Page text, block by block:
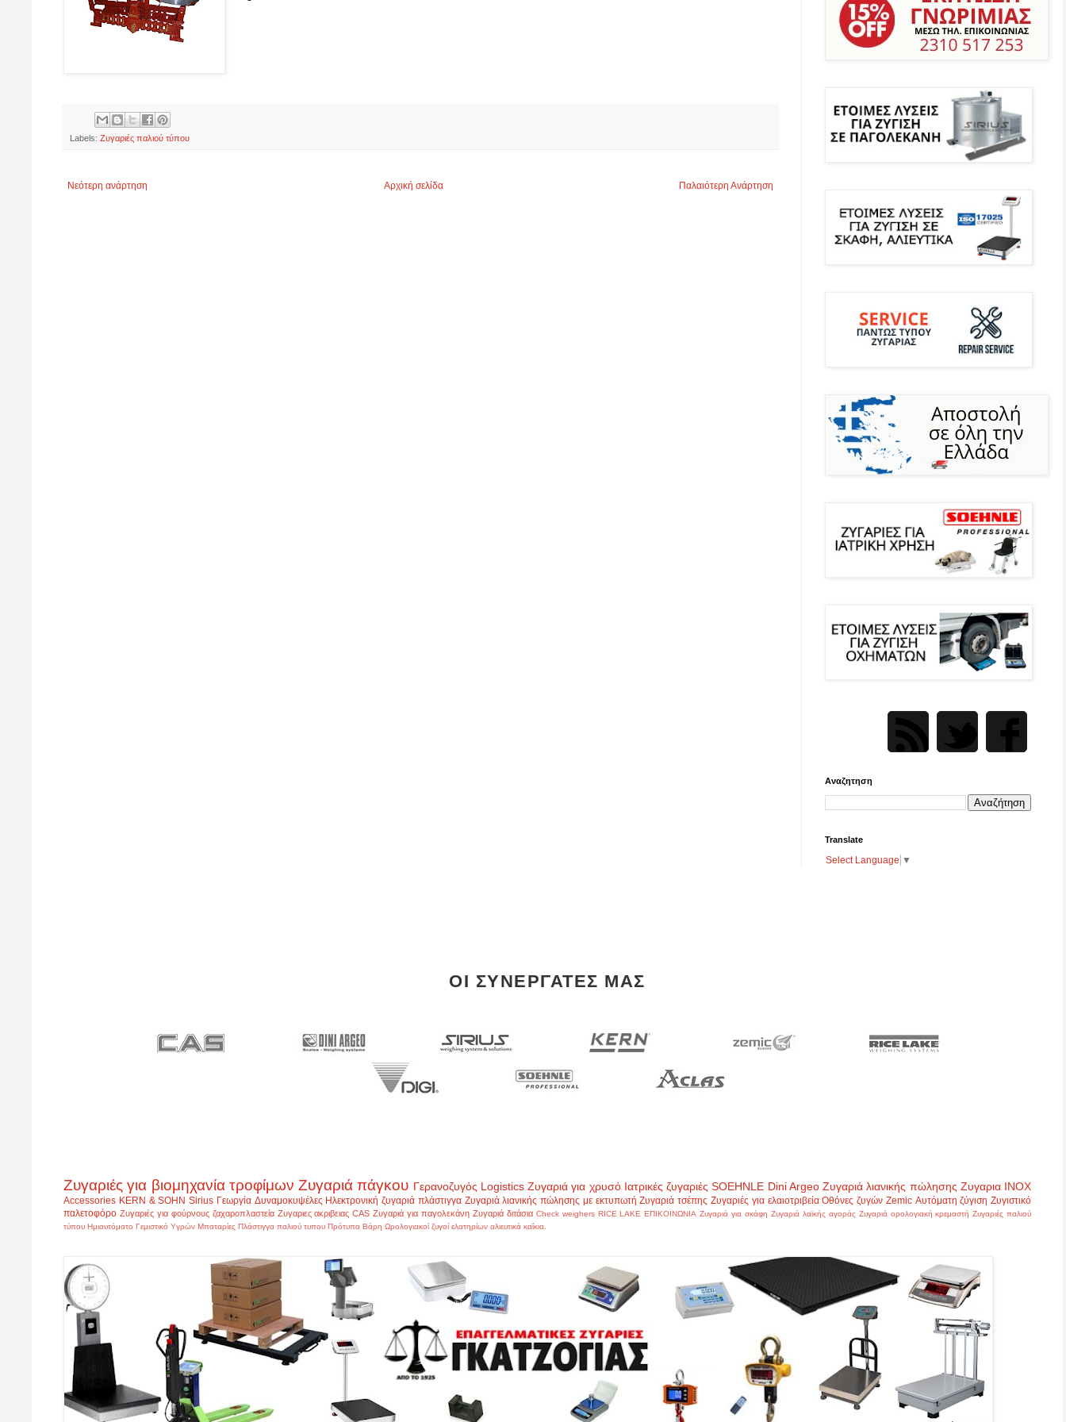
Labels: Ζυγαριές παλιού τύπου
Νεότερη ανάρτηση Παλαιότερη Ανάρτηση
Αρχική σελίδα
Αναζητηση
Translate
Select Language ▼
ΟΙ ΣΥΝΕΡΓΑΤΕΣ ΜΑΣ
Ζυγαριές για βιομηχανία τροφίμων Ζυγαριά πάγκου Γερανοζυγός Logistics Ζυγαριά για χρυσό Ιατρικές ζυγαριές SOEHNLE Dini Argeo Ζυγαριά λιανικής πώλησης Ζυγαρια INOX
Accessories KERN & SOHN Sirius Γεωργία Δυναμοκυψέλες Ηλεκτρονική ζυγαριά πλάστιγγα Ζυγαριά λιανικής πώλησης με εκτυπωτή Ζυγαριά τσέπης Ζυγαριές για ελαιοτριβεία Οθόνες ζυγών Zemic Αυτόματη ζύγιση Ζυγιστικό
παλετοφόρο Ζυγαριές για φούρνους ζαχαροπλαστεία Ζυγαριες ακριβειας CAS Ζυγαριά για παγολεκάνη Ζυγαριά διτάσια Check weighers RICE LAKE ΕΠΙΚΟΙΝΩΝΙΑ Ζυγαριά για σκάφη Ζυγαριά λαϊκής αγοράς Ζυγαριά ορολογιακή κρεμαστή Ζυγαριές παλιού
τύπου Ημιαυτόματο Γεμιστικό Υγρών Μπαταρίες Πλάστιγγα παλιού τυπου Πρότυπα Βάρη Ωρολογιακοί ζυγοί ελατηρίων αλιευτικά καΐκια.